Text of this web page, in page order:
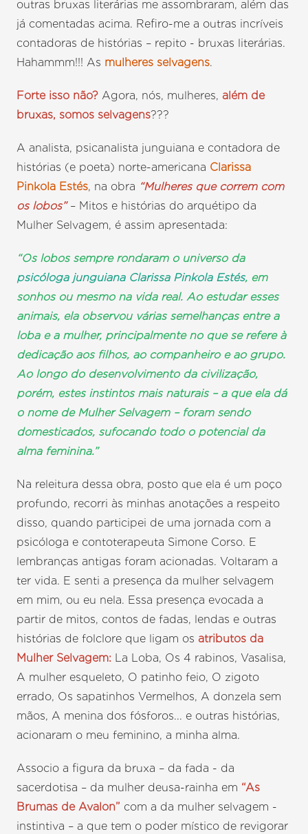
outras bruxas literárias me assombraram, além das
já comentadas acima. Refiro-me a outras incríveis
contadoras de histórias – repito - bruxas literárias.
Hahammm!!! As mulheres selvagens.
Forte isso não? Agora, nós, mulheres, além de
bruxas, somos selvagens???
A analista, psicanalista junguiana e contadora de
histórias (e poeta) norte-americana Clarissa
Pinkola Estés, na obra “Mulheres que correm com
os lobos”– Mitos e histórias do arquétipo da
Mulher Selvagem, é assim apresentada:
“Os lobos sempre rondaram o universo da
psicóloga junguiana Clarissa Pinkola Estés, em
sonhos ou mesmo na vida real. Ao estudar esses
animais, ela observou várias semelhanças entre a
loba e a mulher, principalmente no que se refere à
dedicação aos filhos, ao companheiro e ao grupo.
Ao longo do desenvolvimento da civilização,
porém, estes instintos mais naturais – a que ela dá
o nome de Mulher Selvagem – foram sendo
domesticados, sufocando todo o potencial da
alma feminina.”
Na releitura dessa obra, posto que ela é um poço
profundo, recorri às minhas anotações a respeito
disso, quando participei de uma jornada com a
psicóloga e contoterapeuta Simone Corso. E
lembranças antigas foram acionadas. Voltaram a
ter vida. E senti a presença da mulher selvagem
em mim, ou eu nela. Essa presença evocada a
partir de mitos, contos de fadas, lendas e outras
histórias de folclore que ligam os atributos da
Mulher Selvagem: La Loba, Os 4 rabinos, Vasalisa,
A mulher esqueleto, O patinho feio, O zigoto
errado, Os sapatinhos Vermelhos, A donzela sem
mãos, A menina dos fósforos... e outras histórias,
acionaram o meu feminino, a minha alma.
Associo a figura da bruxa – da fada - da
sacerdotisa – da mulher deusa-rainha em “As
Brumas de Avalon” com a da mulher selvagem -
instintiva – a que tem o poder místico de revigorar